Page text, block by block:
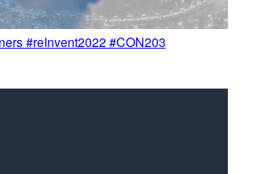
#reInvent2022 #CON203